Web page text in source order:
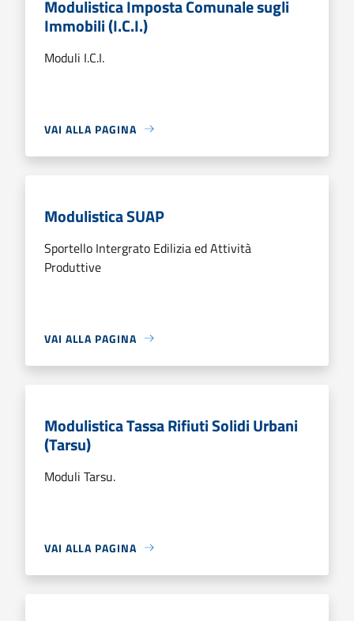
Modulistica Imposta Comunale sugli
Immobili (I.C.I.)
Moduli I.C.I.
VAI ALLA PAGINA
Modulistica SUAP
Sportello Intergrato Edilizia ed Attività
Produttive
VAI ALLA PAGINA
Modulistica Tassa Rifiuti Solidi Urbani
(Tarsu)
Moduli Tarsu.
VAI ALLA PAGINA